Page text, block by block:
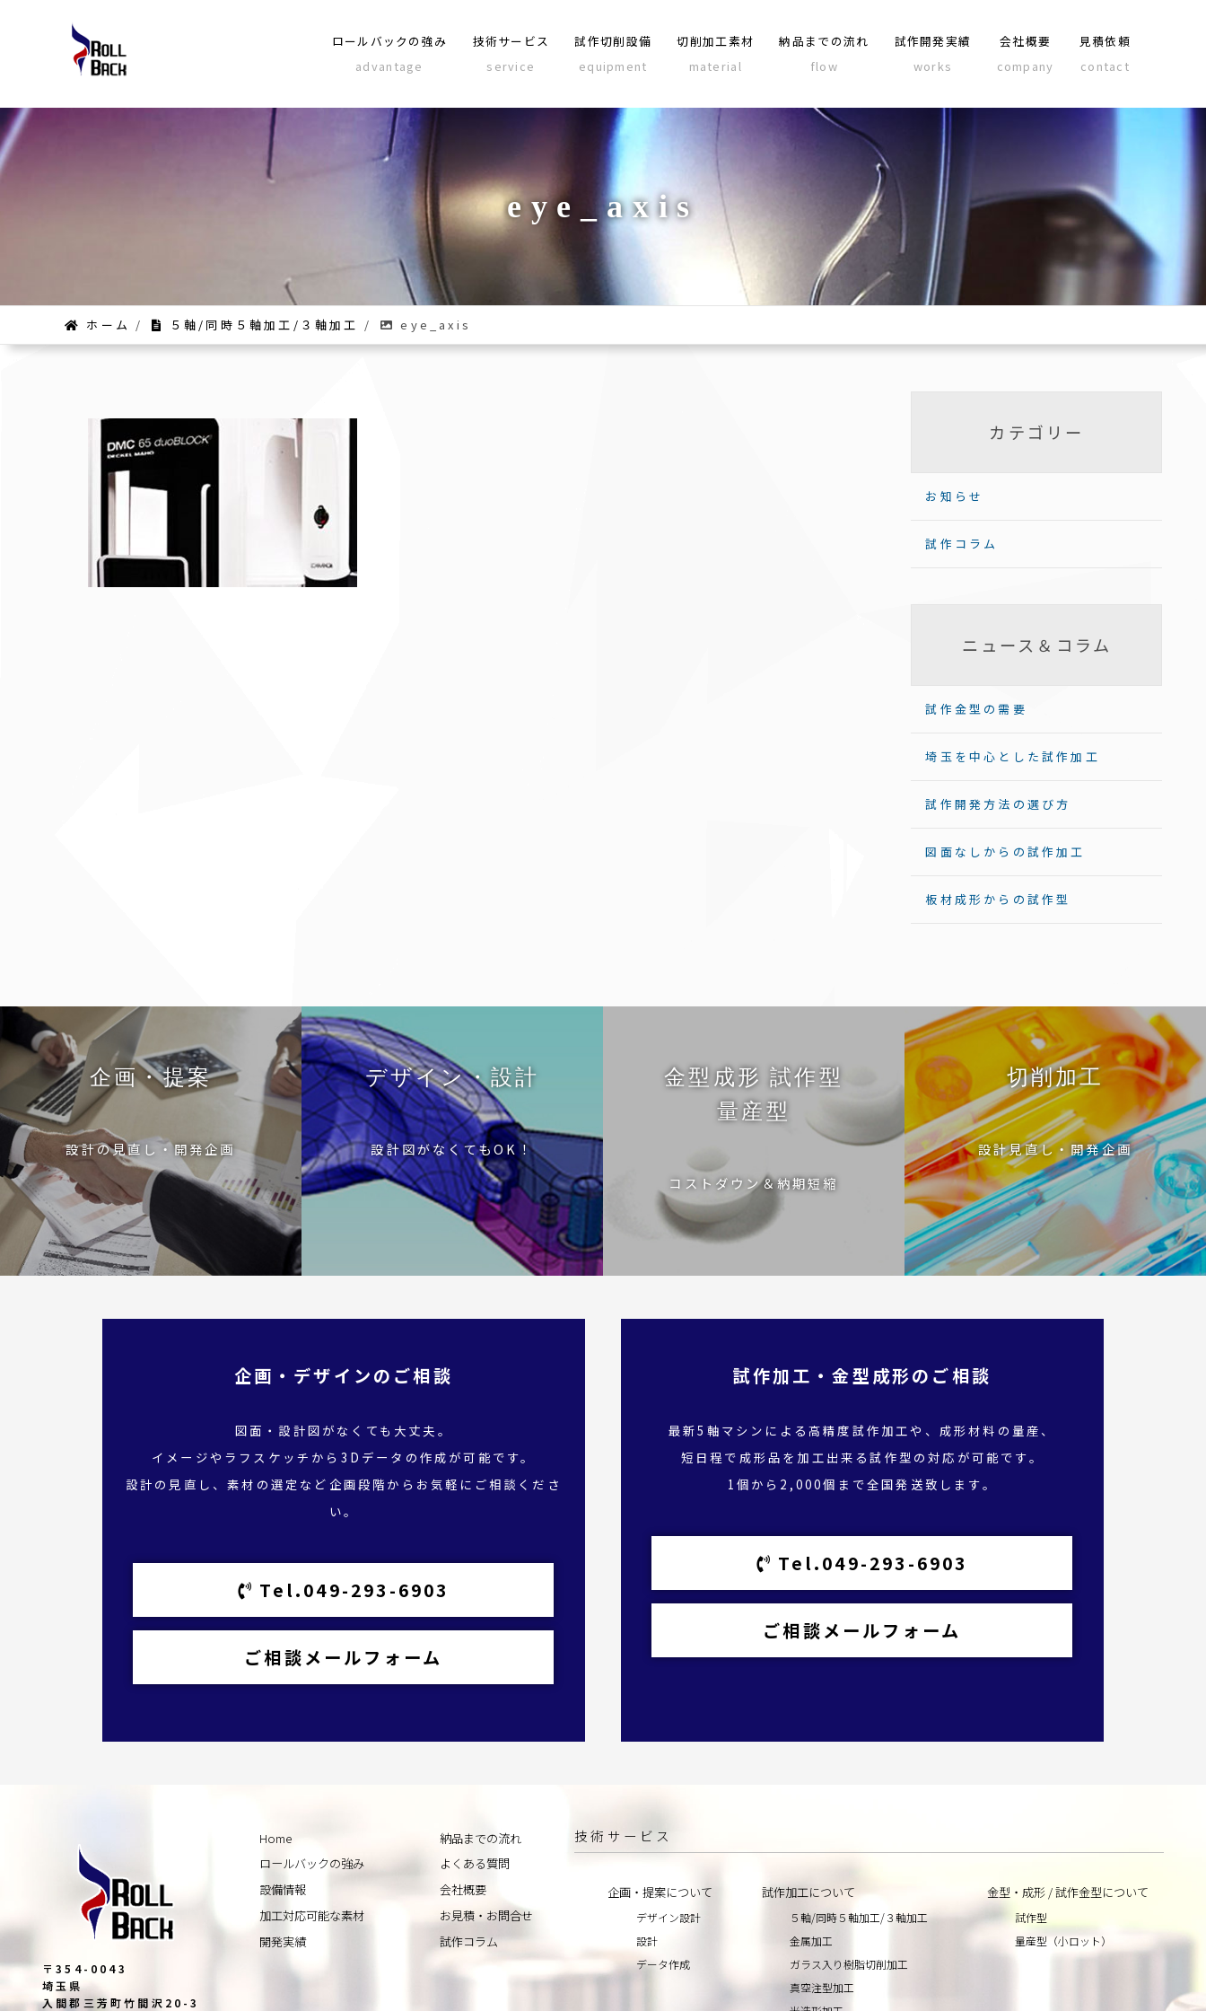
ロールバックの強み
advantage
技術サービス
service
試作切削設備
equipment
切削加工素材
material
納品までの流れ
flow
試作開発実績
works
会社概要
company
見積依頼
contact
eye_axis
ホーム / ５軸/同時５軸加工/３軸加工 / eye_axis
カテゴリー
お知らせ
試作コラム
ニュース＆コラム
試作金型の需要
埼玉を中心とした試作加工
試作開発方法の選び方
図面なしからの試作加工
板材成形からの試作型
企画・提案
設計の見直し・開発企画
デザイン・設計
設計図がなくてもOK！
金型成形 試作型
量産型
コストダウン＆納期短縮
切削加工
設計見直し・開発企画
企画・デザインのご相談
図面・設計図がなくても大丈夫。
イメージやラフスケッチから3Dデータの作成が可能です。
設計の見直し、素材の選定など企画段階からお気軽にご相談くださ
い。
Tel.049-293-6903
ご相談メールフォーム
試作加工・金型成形のご相談
最新5軸マシンによる高精度試作加工や、成形材料の量産、
短日程で成形品を加工出来る試作型の対応が可能です。
1個から2,000個まで全国発送致します。
Tel.049-293-6903
ご相談メールフォーム
〒354-0043
埼玉県
入間郡三芳町竹間沢20-3
Home
ロールバックの強み
設備情報
加工対応可能な素材
開発実績
納品までの流れ
よくある質問
会社概要
お見積・お問合せ
試作コラム
技術サービス
企画・提案について
デザイン設計
設計
データ作成
試作加工について
５軸/同時５軸加工/３軸加工
金属加工
ガラス入り樹脂切削加工
真空注型加工
金型・成形 / 試作金型について
試作型
量産型（小ロット）